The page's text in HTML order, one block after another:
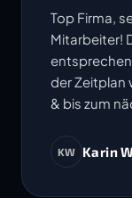
Top Firma,
Mitarbeiter!
der Zeitplan
& bis zum
KW Karin